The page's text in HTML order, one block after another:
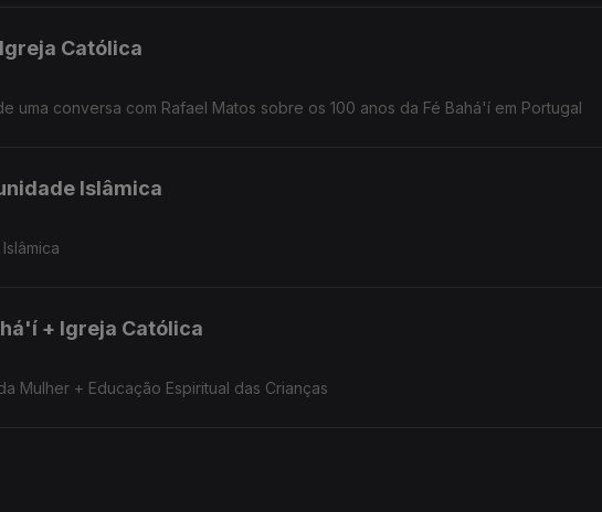
Católica
uma conversa com Rafael Matos sobre os 100 anos da Fé Bahá'í em Portugal
Islâmica
+ Igreja Católica
Mulher + Educação Espiritual das Crianças